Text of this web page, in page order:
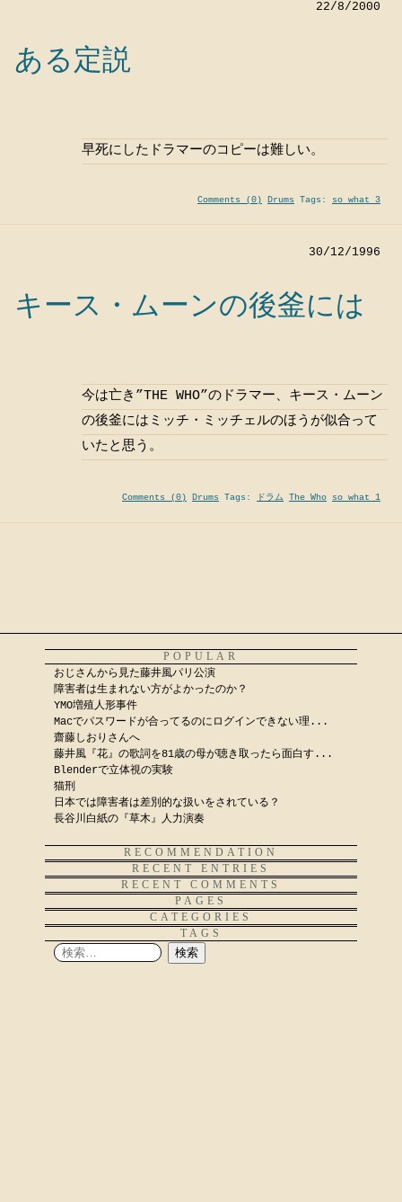
22/8/2000
ある定説
早死にしたドラマーのコピーは難しい。
Comments (0) Drums Tags: so what 3
30/12/1996
キース・ムーンの後釜には
今は亡き”THE WHO”のドラマー、キース・ムーン
の後釜にはミッチ・ミッチェルのほうが似合って
いたと思う。
Comments (0) Drums Tags: ドラム The Who so what 1
POPULAR
おじさんから見た藤井風パリ公演
障害者は生まれない方がよかったのか？
YMO増殖人形事件
Macでパスワードが合ってるのにログインできない理...
齋藤しおりさんへ
藤井風『花』の歌詞を81歳の母が聴き取ったら面白す...
Blenderで立体視の実験
猫刑
日本では障害者は差別的な扱いをされている？
長谷川白紙の『草木』人力演奏
RECOMMENDATION
RECENT ENTRIES
RECENT COMMENTS
PAGES
CATEGORIES
TAGS